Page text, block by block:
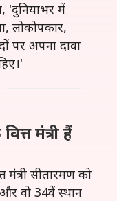
'दुनियाभर में
लोकोपकार,
पर अपना दावा
मंत्री हैं
मंत्री सीतारमण को
वो 34वें स्थान